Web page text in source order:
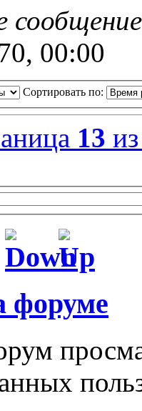
00:00
Сортировать по:
13
форуме